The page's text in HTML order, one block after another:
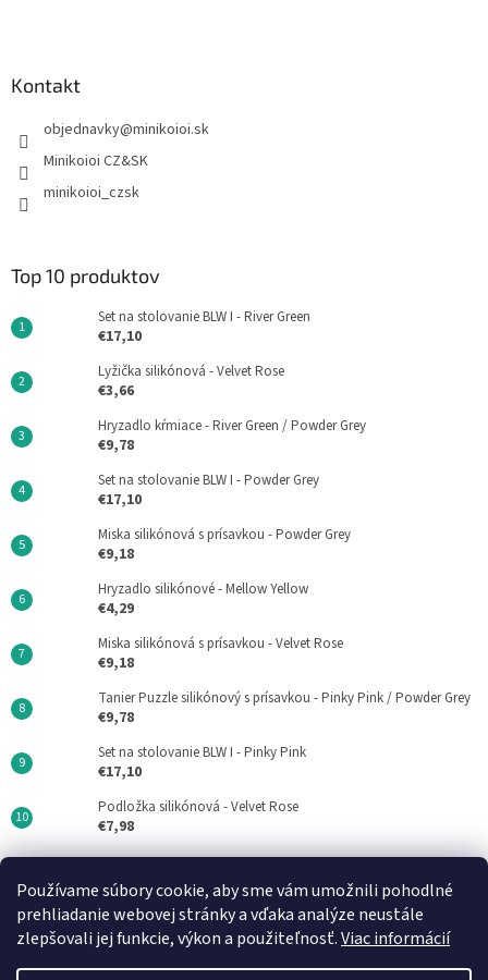
Používame súbory cookie, aby sme vám umožnili pohodlné
prehliadanie webovej stránky a vďaka analýze neustále
zlepšovali jej funkcie, výkon a použiteľnosť.Viac informácií
Kontakt
objednavky@minikoioi.sk
Minikoioi CZ&SK
minikoioi_czsk
Top 10 produktov
Set na stolovanie BLW I - River Green
€17,10
Lyžička silikónová - Velvet Rose
€3,66
Hryzadlo kŕmiace - River Green / Powder Grey
€9,78
Set na stolovanie BLW I - Powder Grey
€17,10
Miska silikónová s prísavkou - Powder Grey
€9,18
Hryzadlo silikónové - Mellow Yellow
€4,29
Miska silikónová s prísavkou - Velvet Rose
€9,18
Tanier Puzzle silikónový s prísavkou - Pinky Pink / Powder Grey
€9,78
Set na stolovanie BLW I - Pinky Pink
€17,10
Podložka silikónová - Velvet Rose
€7,98
Minikoioi CZ DN FORMED Brno s.r.o Medela SK